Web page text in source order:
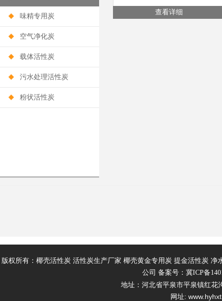
味精专用炭
空气净化炭
载体活性炭
污水处理活性炭
粉状活性炭
查看详细
版权所有：椰壳活性炭 活性炭生产厂家 椰壳黄金专用炭 提金活性炭
公司 备案号： 冀ICP备
地址：河北省平泉市平泉镇红
网址: